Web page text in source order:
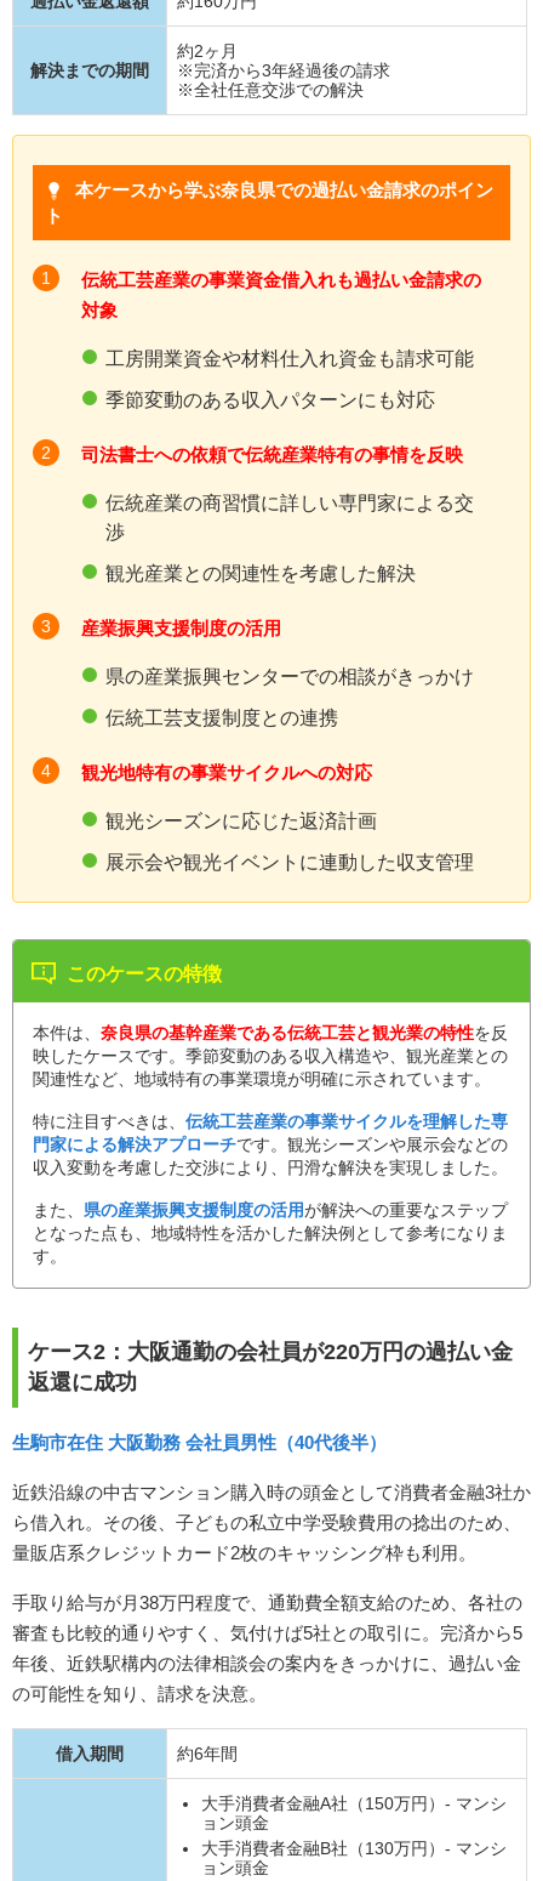
解決までの期間
約2ヶ月
※完済から3年経過後の請求
※全社任意交渉での解決
本ケースから学ぶ奈良県での過払い金請求のポイン
ト
伝統工芸産業の事業資金借入れも過払い金請求の
対象
工房開業資金や材料仕入れ資金も請求可能
季節変動のある収入パターンにも対応
司法書士への依頼で伝統産業特有の事情を反映
伝統産業の商習慣に詳しい専門家による交
渉
観光産業との関連性を考慮した解決
産業振興支援制度の活用
県の産業振興センターでの相談がきっかけ
伝統工芸支援制度との連携
観光地特有の事業サイクルへの対応
観光シーズンに応じた返済計画
展示会や観光イベントに連動した収支管理
このケースの特徴
本件は、 奈良県の基幹産業である伝統工芸と観光業の特性を反
映したケースです。季節変動のある収入構造や、観光産業との
関連性など、地域特有の事業環境が明確に示されています。
特に注目すべきは、 伝統工芸産業の事業サイクルを理解した専
門家による解決アプローチです。観光シーズンや展示会などの
収入変動を考慮した交渉により、円滑な解決を実現しました。
また、 県の産業振興支援制度の活用が解決への重要なステップ
となった点も、地域特性を活かした解決例として参考になりま
す。
ケース2：大阪通勤の会社員が220万円の過払い金
返還に成功
生駒市在住 大阪勤務 会社員男性（40代後半）
近鉄沿線の中古マンション購入時の頭金として消費者金融3社か
ら借入れ。その後、子どもの私立中学受験費用の捻出のため、
量販店系クレジットカード2枚のキャッシング枠も利用。
手取り給与が月38万円程度で、通勤費全額支給のため、各社の
審査も比較的通りやすく、気付けば5社との取引に。完済から5
年後、近鉄駅構内の法律相談会の案内をきっかけに、過払い金
の可能性を知り、請求を決意。
借入期間 約6年間
大手消費者金融A社（150万円）- マンシ
ョン頭金
大手消費者金融B社（130万円）- マンシ
ョン頭金